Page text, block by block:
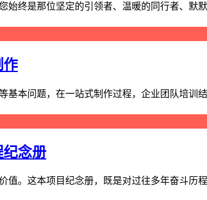
终是那位坚定的引领者、温暖的同行者、默
作
本问题，在一站式制作过程，企业团队培训
纪念册
。这本项目纪念册，既是对过往多年奋斗历